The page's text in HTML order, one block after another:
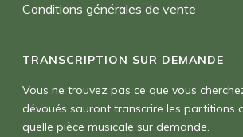
Conditions générales de vente
TRANSCRIPTION SUR DEMANDE
Vous ne trouvez pas ce que vous
dévoués sauront transcrire les partitions
quelle pièce musicale sur demande.